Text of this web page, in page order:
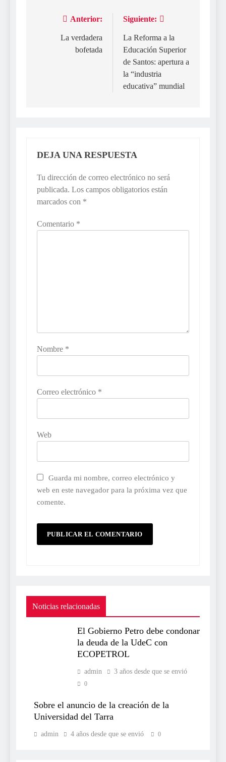
Navegación
Anterior:
La verdadera
bofetada
Siguiente:
La Reforma a la
Educación Superior
de Santos: apertura a
la “industria
educativa” mundial
DEJA UNA RESPUESTA
Tu dirección de correo electrónico no será
publicada. Los campos obligatorios están
marcados con *
Comentario *
Nombre *
Correo electrónico *
Web
Guarda mi nombre, correo electrónico y
web en este navegador para la próxima vez que
comente.
Noticias relacionadas
El Gobierno Petro debe condonar
la deuda de la UdeC con
ECOPETROL
admin 3 años desde que se envió
0
Sobre el anuncio de la creación de la
Universidad del Tarra
admin 4 años desde que se envió 0